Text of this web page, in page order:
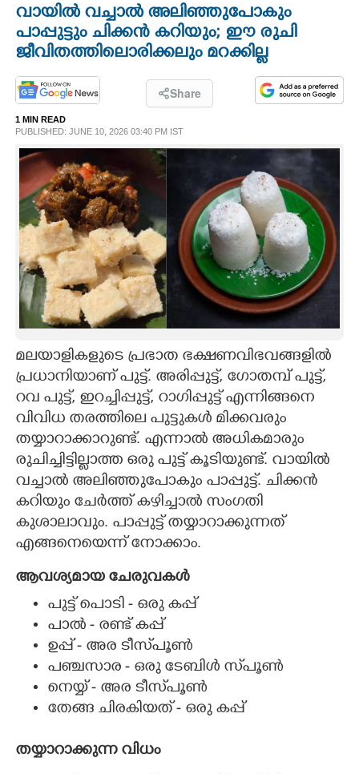
OPINION
PHOTOS
LIFESTYLE
SPIRITUAL
INFO+
ART
ASTRO
CARTOONS
LITERATURE
ZOOM
CONTACT US
വായിൽ വച്ചാൽ അലിഞ്ഞുപോകും
പാപ്പുട്ടും ചിക്കൻ കറിയും; ഈ രുചി
ജീവിതത്തിലൊരിക്കലും മറക്കില്ല
Share
1 MIN READ
PUBLISHED: JUNE 10, 2026 03:40 PM IST
മലയാളികളുടെ പ്രഭാത ഭക്ഷണവിഭവങ്ങളിൽ
പ്രധാനിയാണ് പുട്ട്. അരിപ്പുട്ട്, ഗോതമ്പ് പുട്ട്,
റവ പുട്ട്, ഇറച്ചിപ്പുട്ട്, റാഗിപ്പുട്ട് എന്നിങ്ങനെ
വിവിധ തരത്തിലെ പുട്ടുകൾ മിക്കവരും
തയ്യാറാക്കാറുണ്ട്. എന്നാൽ അധികമാരും
രുചിച്ചിട്ടില്ലാത്ത ഒരു പുട്ട് കൂടിയുണ്ട്. വായിൽ
വച്ചാൽ അലിഞ്ഞുപോകും പാപ്പുട്ട്. ചിക്കൻ
കറിയും ചേർത്ത് കഴിച്ചാൽ സംഗതി
കുശാലാവും. പാപ്പുട്ട് തയ്യാറാക്കുന്നത്
എങ്ങനെയെന്ന് നോക്കാം.
ആവശ്യമായ ചേരുവകൾ
പുട്ട് പൊടി - ഒരു കപ്പ്
പാൽ - രണ്ട് കപ്പ്
ഉപ്പ് - അര ടീസ്‌പൂൺ
പഞ്ചസാര - ഒരു ടേബിൾ സ്‌പൂൺ
നെയ്യ് - അര ടീസ്‌പൂൺ
തേങ്ങ ചിരകിയത് - ഒരു കപ്പ്
തയ്യാറാക്കുന്ന വിധം